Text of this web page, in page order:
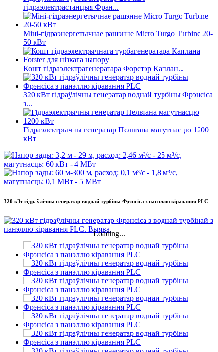
гідраэлектрастанцыя Фран...
Міні-гідраэнергетычнае рашэнне Micro Turgo Turbine 20-
50 кВт
Кошт гідраэлектрагенератара Форстэр Каплан...
320 кВт гідраўлічны генератар воднай турбіны Фрэнсіса
з...
Гідраэлектрычны генератар Пельтана магутнасцю 1200
кВт
320 кВт гідраўлічны генератар воднай турбіны Фрэнсіса з панэллю кіравання PLC
Loading...